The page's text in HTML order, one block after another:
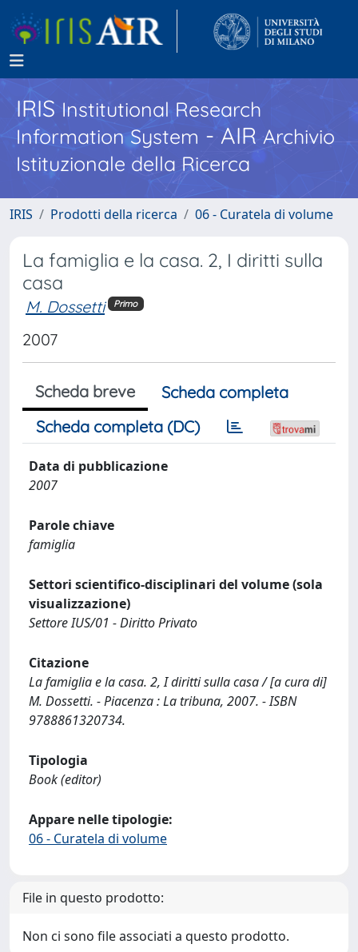
IRISInstitutional Research
Information System - AIR Archivio
Istituzionale della Ricerca
IRIS Prodotti della ricerca 06 - Curatela di volume
La famiglia e la casa. 2, I diritti sulla
casa
M. Dossetti Primo
2007
Scheda breve
Scheda completa
Scheda completa (DC)
Data di pubblicazione
2007
Parole chiave
famiglia
Settori scientifico-disciplinari del volume (sola
visualizzazione)
Settore IUS/01 - Diritto Privato
Citazione
La famiglia e la casa. 2, I diritti sulla casa / [a cura di]
M. Dossetti. - Piacenza : La tribuna, 2007. - ISBN
9788861320734.
Tipologia
Book (editor)
Appare nelle tipologie:
06 - Curatela di volume
File in questo prodotto:
Non ci sono file associati a questo prodotto.